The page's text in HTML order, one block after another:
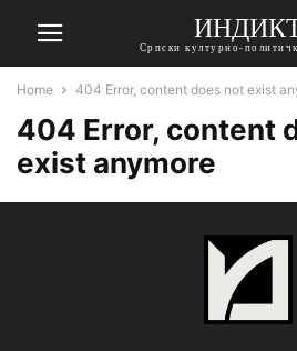
Српски културно-
Home 404 Error, content does not exist
404 Error, content
exist anymore